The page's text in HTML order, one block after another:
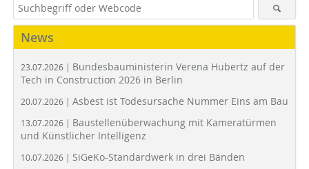
News
23.07.2026 | Bundesbauministerin Verena Hubertz auf der
Tech in Construction 2026 in Berlin
20.07.2026 | Asbest ist Todesursache Nummer Eins am Bau
13.07.2026 | Baustellenüberwachung mit Kameratürmen
und Künstlicher Intelligenz
10.07.2026 | SiGeKo-Standardwerk in drei Bänden